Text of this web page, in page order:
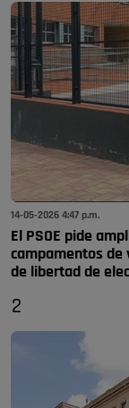
14-05-2026 4:47 p.m.
El PSOE pide
campamentos de
de libertad de
2